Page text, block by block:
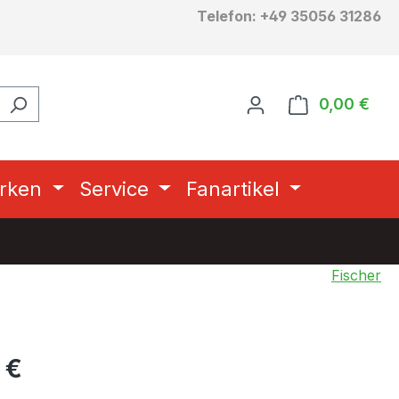
Telefon: +49 35056 31286
0,00 €
Service Fanartikel
Fischer
€